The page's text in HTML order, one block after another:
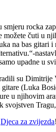
rocka
čuti u
na bas gitari
upadne u
su
(Luka
u njihovim
svojstven
Djeca za zvijezda!